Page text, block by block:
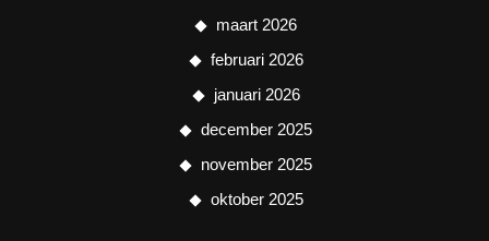
maart 2026
februari 2026
januari 2026
december 2025
november 2025
oktober 2025